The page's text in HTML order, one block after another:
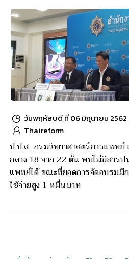
วันพฤหัสบดี ที่ 06 มิถุนายน 2562
Thaireform
ป.ป.ส.-กรมวิทยาศาสตร์การแพทย์
กลาง 18 จาก 22 ตัน พบไม่มีสารป
แพทย์ได้ ขณะที่ยอดการจัดอบรมมี
ใช้จ่ายสูง 1 หมื่นบาท